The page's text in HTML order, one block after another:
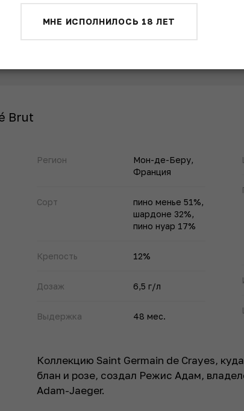
Brut
Регион
Мон-де-Беру,
Франция
Сорт
пино менье 51%,
шардоне 32%,
пино нуар 17%
Крепость 12%
Дозаж 6,5 г/л
Выдержка 48 мес.
Коллекцию Saint Germain de Crayes,
блан и розе, создал Режис Адам,
Adam-Jaeger.
МНЕ ИСПОЛНИЛОСЬ 18 ЛЕТ